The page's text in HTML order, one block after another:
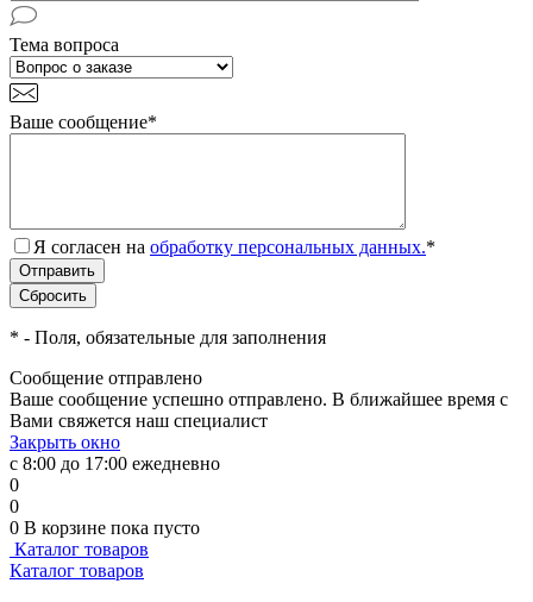
Тема вопроса
Ваше сообщение*
Я согласен на обработку персональных данных.*
* - Поля, обязательные для заполнения
Сообщение отправлено
Ваше сообщение успешно отправлено. В ближайшее время с
Вами свяжется наш специалист
Закрыть окно
с 8:00 до 17:00 ежедневно
0
0
0 В корзине пока пусто
Каталог товаров
Каталог товаров